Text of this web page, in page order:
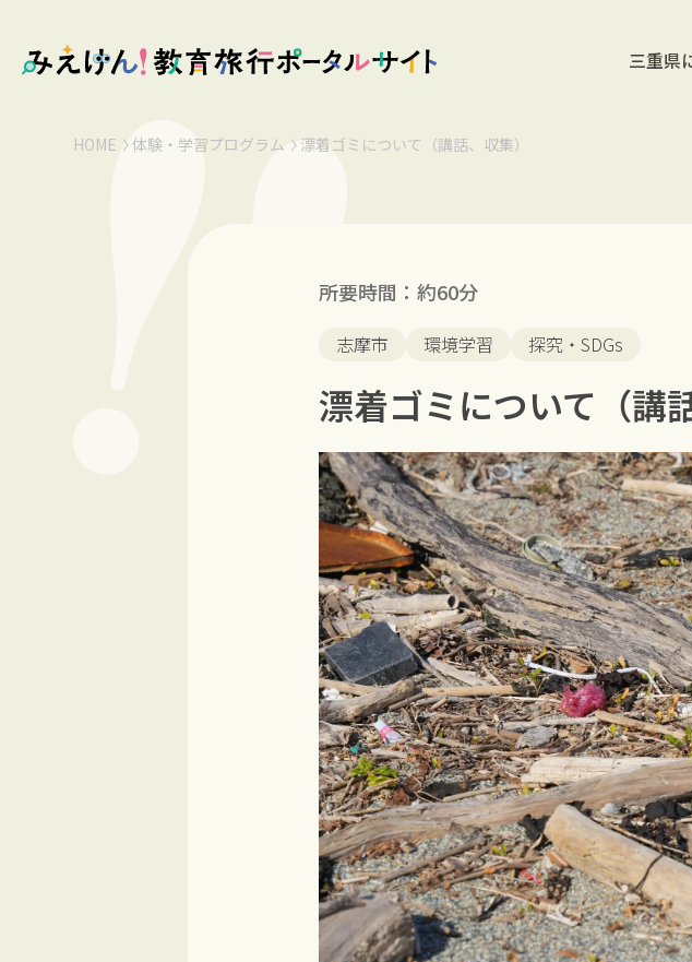
三重県
HOME 体験・学習プログラム 漂着ゴミについて（講話、収集）
所要時間：約60分
志摩市 環境学習 探究・SDGs
漂着ゴミについて（講